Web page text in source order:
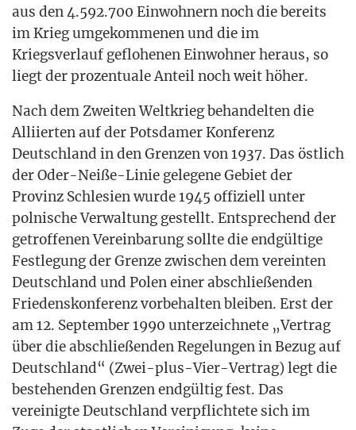
aus den 4.592.700 Ein­woh­nern noch die bereits
im Krieg umge­kom­me­nen und die im
Kriegs­ver­lauf geflo­he­nen Ein­woh­ner her­aus, so
liegt der pro­zen­tua­le Anteil noch weit höher.
Nach dem Zwei­ten Welt­krieg behan­del­ten die
Alli­ier­ten auf der Pots­da­mer Kon­fe­renz
Deutsch­land in den Gren­zen von 1937. Das öst­lich
der Oder-Nei­ße-Linie gele­ge­ne Gebiet der
Pro­vinz Schle­si­en wur­de 1945 offi­zi­ell unter
pol­ni­sche Ver­wal­tung gestellt. Ent­spre­chend der
getrof­fe­nen Ver­ein­ba­rung soll­te die end­gül­ti­ge
Fest­le­gung der Gren­ze zwi­schen dem ver­ein­ten
Deutsch­land und Polen einer abschlie­ßen­den
Frie­dens­kon­fe­renz vor­be­hal­ten blei­ben. Erst der
am 12. Sep­tem­ber 1990 unter­zeich­ne­te „Ver­trag
über die abschlie­ßen­den Rege­lun­gen in Bezug auf
Deutsch­land“ (Zwei-plus-Vier-Ver­trag) legt die
bestehen­den Gren­zen end­gül­tig fest. Das
ver­ei­nig­te Deutsch­land ver­pflich­te­te sich im